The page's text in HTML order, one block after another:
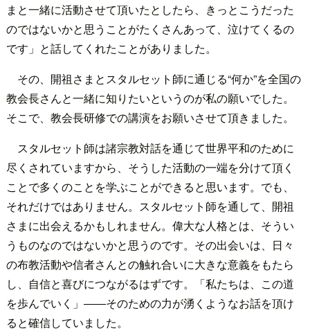
まと一緒に活動させて頂いたとしたら、きっとこうだった
のではないかと思うことがたくさんあって、泣けてくるの
です」と話してくれたことがありました。
その、開祖さまとスタルセット師に通じる“何か”を全国の
教会長さんと一緒に知りたいというのが私の願いでした。
そこで、教会長研修での講演をお願いさせて頂きました。
スタルセット師は諸宗教対話を通じて世界平和のために
尽くされていますから、そうした活動の一端を分けて頂く
ことで多くのことを学ぶことができると思います。でも、
それだけではありません。スタルセット師を通して、開祖
さまに出会えるかもしれません。偉大な人格とは、そうい
うものなのではないかと思うのです。その出会いは、日々
の布教活動や信者さんとの触れ合いに大きな意義をもたら
し、自信と喜びにつながるはずです。「私たちは、この道
を歩んでいく」――そのための力が湧くようなお話を頂け
ると確信していました。